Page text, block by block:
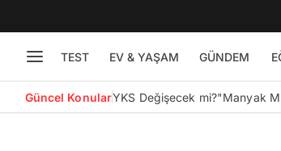
TEST EV & YAŞAM GÜNDEM
Güncel KonularYKS Değişecek mi?"Manyak